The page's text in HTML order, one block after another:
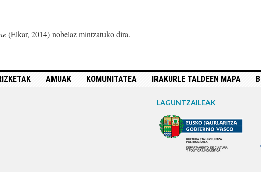
(Elkar, 2014) nobelaz mintzatuko dira.
AMUAK KOMUNITATEA IRAKURLE TALDEEN MAPA
LAGUNTZAILEAK